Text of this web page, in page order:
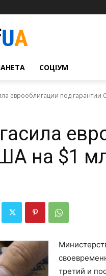
СОЦІУМ
еврооблигации под
на $1
третий и